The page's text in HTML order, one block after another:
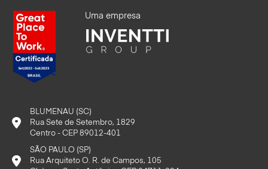
Uma empresa
BLUMENAU (SC)
Rua Sete de Setembro, 1829
Centro - CEP 89012-401
SÃO PAULO (SP)
Rua Arquiteto O. R. de Campos, 105